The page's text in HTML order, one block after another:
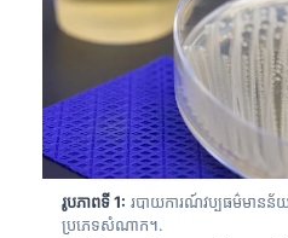
រូបភាពទី 1: របាយការណ៍វប្បធម៌មានន័
ប្រភេទសំណាក។.